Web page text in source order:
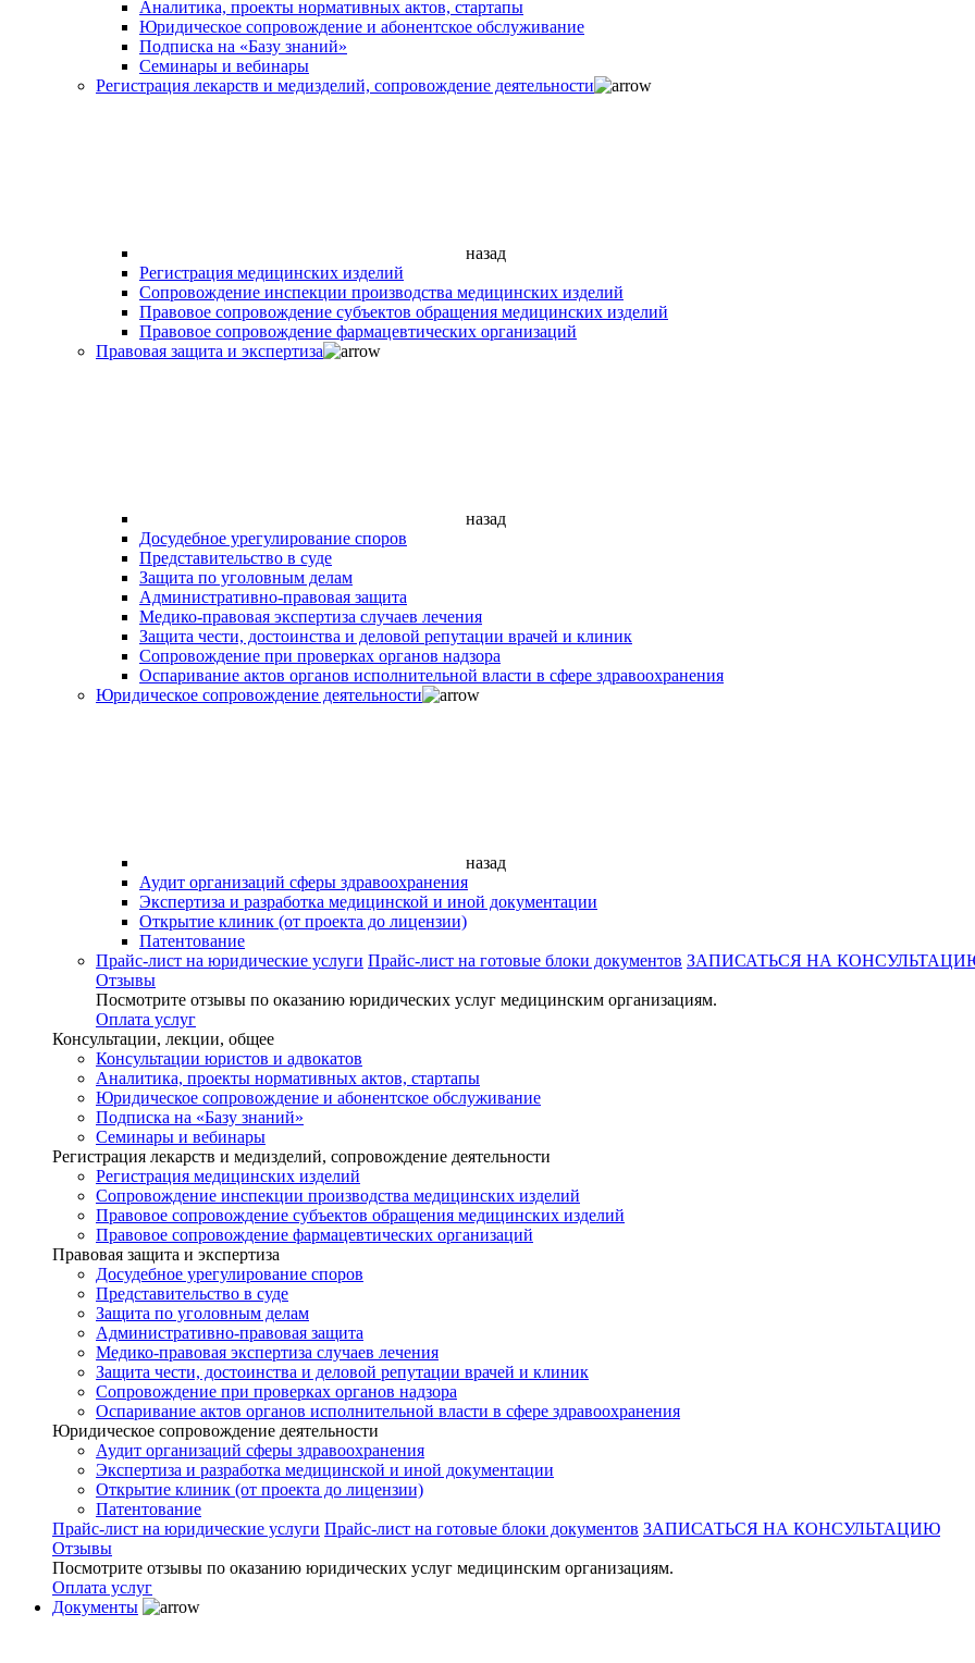
Аналитика, проекты нормативных актов, стартапы
Юридическое сопровождение и абонентское обслуживание
Подписка на «Базу знаний»
Семинары и вебинары
Регистрация лекарств и медизделий, сопровождение деятельности
назад
Регистрация медицинских изделий
Сопровождение инспекции производства медицинских изделий
Правовое сопровождение субъектов обращения медицинских изделий
Правовое сопровождение фармацевтических организаций
Правовая защита и экспертиза
назад
Досудебное урегулирование споров
Представительство в суде
Защита по уголовным делам
Административно-правовая защита
Медико-правовая экспертиза случаев лечения
Защита чести, достоинства и деловой репутации врачей и клиник
Сопровождение при проверках органов надзора
Оспаривание актов органов исполнительной власти в сфере здравоохранения
Юридическое сопровождение деятельности
назад
Аудит организаций сферы здравоохранения
Экспертиза и разработка медицинской и иной документации
Открытие клиник (от проекта до лицензии)
Патентование
Прайс-лист на юридические услуги Прайс-лист на готовые блоки документов ЗАПИСАТЬСЯ НА
Отзывы
Посмотрите отзывы по оказанию юридических услуг медицинским организациям.
Оплата услуг
Консультации, лекции, общее
Консультации юристов и адвокатов
Аналитика, проекты нормативных актов, стартапы
Юридическое сопровождение и абонентское обслуживание
Подписка на «Базу знаний»
Семинары и вебинары
Регистрация лекарств и медизделий, сопровождение деятельности
Регистрация медицинских изделий
Сопровождение инспекции производства медицинских изделий
Правовое сопровождение субъектов обращения медицинских изделий
Правовое сопровождение фармацевтических организаций
Правовая защита и экспертиза
Досудебное урегулирование споров
Представительство в суде
Защита по уголовным делам
Административно-правовая защита
Медико-правовая экспертиза случаев лечения
Защита чести, достоинства и деловой репутации врачей и клиник
Сопровождение при проверках органов надзора
Оспаривание актов органов исполнительной власти в сфере здравоохранения
Юридическое сопровождение деятельности
Аудит организаций сферы здравоохранения
Экспертиза и разработка медицинской и иной документации
Открытие клиник (от проекта до лицензии)
Патентование
Прайс-лист на юридические услуги Прайс-лист на готовые блоки документов ЗАПИСАТЬСЯ НА КОНСУЛЬТАЦИЮ
Отзывы
Посмотрите отзывы по оказанию юридических услуг медицинским организациям.
Оплата услуг
Документы